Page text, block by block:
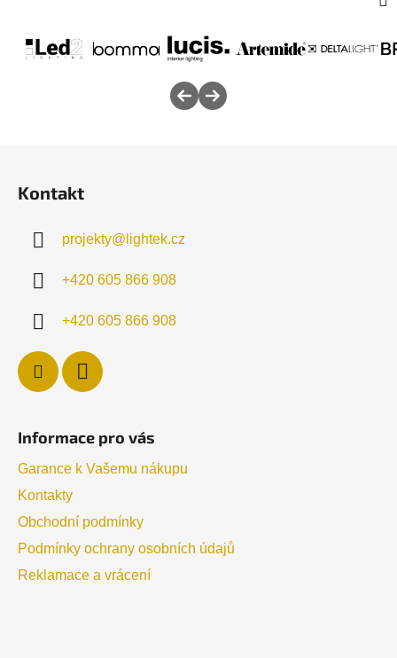
Kontakt
projekty@ lightek.cz
+420 605 866 908
+420 605 866 908
Informace pro vás
Garance k Vašemu nákupu
Kontakty
Obchodní podmínky
Podmínky ochrany osobních údajů
Reklamace a vrácení